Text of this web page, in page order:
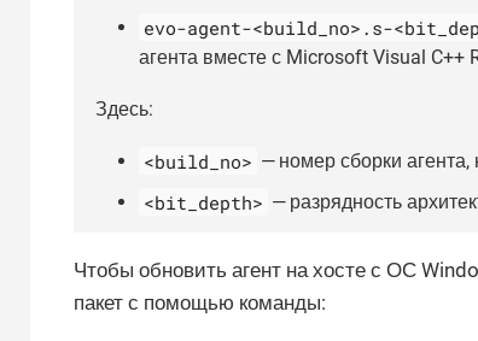
evo-agent-<build_no>.s-
агента вместе с Microsoft Visual C++
Здесь:
<build_no> — номер сборки
<bit_depth> — разрядность
Чтобы обновить агент на хосте с ОС
пакет с помощью команды: